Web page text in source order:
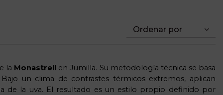
la Monastrell en Jumilla. Su metodología técnica se basa
un clima de contrastes térmicos extremos, aplican
de la uva. El resultado es un estilo propio definido por
Ordenar por